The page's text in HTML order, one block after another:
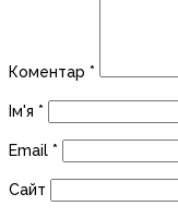
Коментар *
Ім'я *
Email *
Сайт